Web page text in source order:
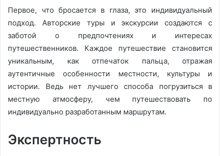
Первое, что бросается в глаза, это индивидуальный
подход. Авторские туры и экскурсии создаются с
заботой о предпочтениях и интересах
путешественников. Каждое путешествие становится
уникальным, как отпечаток пальца, отражая
аутентичные особенности местности, культуры и
истории. Ведь нет лучшего способа погрузиться в
местную атмосферу, чем путешествовать по
индивидуально разработанным маршрутам.
Экспертность